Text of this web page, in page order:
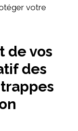
votre
de vos
des